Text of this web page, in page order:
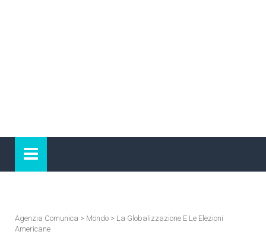
Agenzia Comunica > Mondo > La Globalizzazione E Le Elezioni
Americane